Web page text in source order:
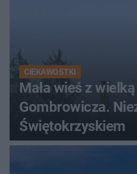
CIEKAWOSTKI
Mała wieś z
Gombrowicza.
Świętokrzyskiem